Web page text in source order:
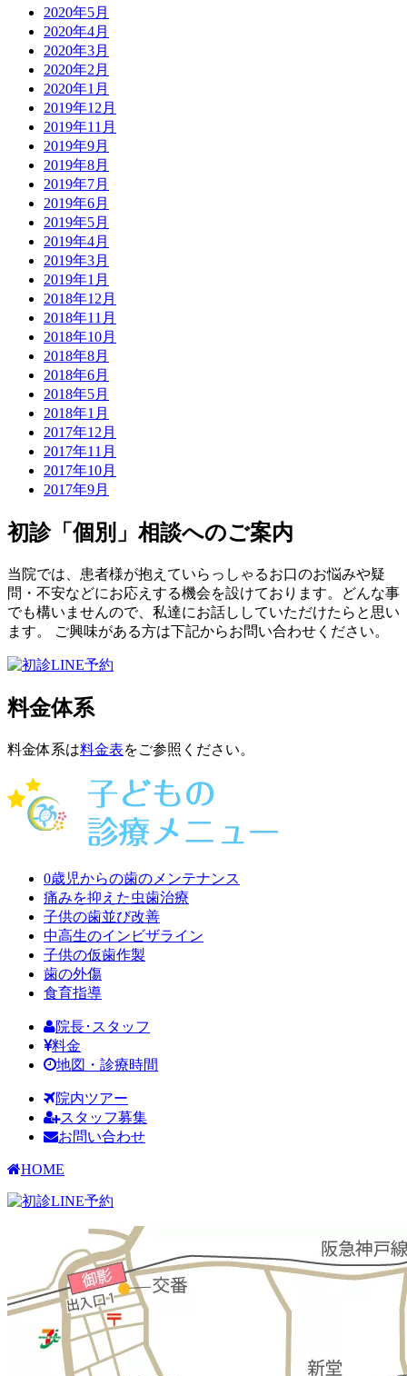
2020年5月
2020年4月
2020年3月
2020年2月
2020年1月
2019年12月
2019年11月
2019年9月
2019年8月
2019年7月
2019年6月
2019年5月
2019年4月
2019年3月
2019年1月
2018年12月
2018年11月
2018年10月
2018年8月
2018年6月
2018年5月
2018年1月
2017年12月
2017年11月
2017年10月
2017年9月
初診「個別」相談へのご案内
当院では、患者様が抱えていらっしゃるお口のお悩みや疑
問・不安などにお応えする機会を設けております。どんな事
でも構いませんので、私達にお話ししていただけたらと思い
ます。 ご興味がある方は下記からお問い合わせください。
料金体系
料金体系は料金表をご参照ください。
0歳児からの歯のメンテナンス
痛みを抑えた虫歯治療
子供の歯並び改善
中高生のインビザライン
子供の仮歯作製
歯の外傷
食育指導
院長･スタッフ
料金
地図・診療時間
院内ツアー
スタッフ募集
お問い合わせ
HOME